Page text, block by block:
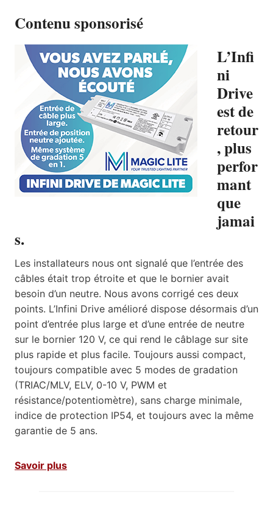
Contenu sponsorisé
L’Infi
ni
Drive
est de
retour
, plus
perfor
mant
que
jamai
s.
Les installateurs nous ont signalé que l’entrée des
câbles était trop étroite et que le bornier avait
besoin d’un neutre. Nous avons corrigé ces deux
points. L’Infini Drive amélioré dispose désormais d’un
point d’entrée plus large et d’une entrée de neutre
sur le bornier 120 V, ce qui rend le câblage sur site
plus rapide et plus facile. Toujours aussi compact,
toujours compatible avec 5 modes de gradation
(TRIAC/MLV, ELV, 0-10 V, PWM et
résistance/potentiomètre), sans charge minimale,
indice de protection IP54, et toujours avec la même
garantie de 5 ans.
Savoir plus